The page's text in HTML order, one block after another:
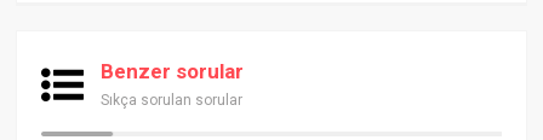
Benzer sorular
Sıkça sorulan sorular